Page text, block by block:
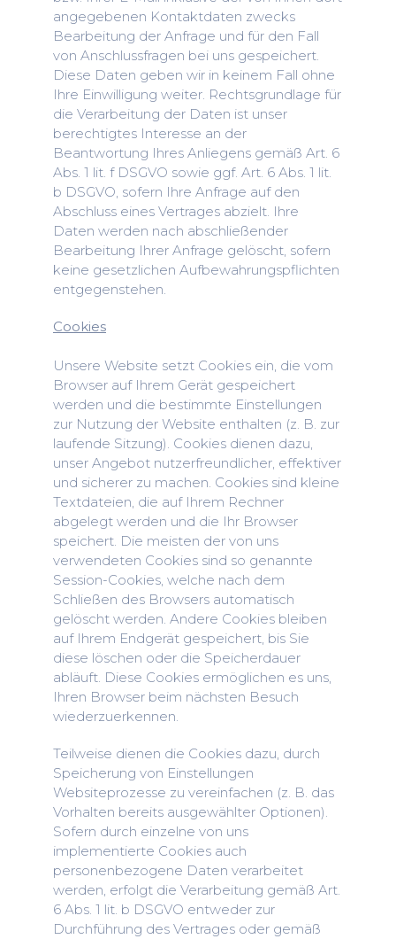
angegebenen Kontaktdaten zwecks
Bearbeitung der Anfrage und für den Fall
von Anschlussfragen bei uns gespeichert.
Diese Daten geben wir in keinem Fall ohne
Ihre Einwilligung weiter. Rechtsgrundlage für
die Verarbeitung der Daten ist unser
berechtigtes Interesse an der
Beantwortung Ihres Anliegens gemäß Art. 6
Abs. 1 lit. f DSGVO sowie ggf. Art. 6 Abs. 1 lit.
b DSGVO, sofern Ihre Anfrage auf den
Abschluss eines Vertrages abzielt. Ihre
Daten werden nach abschließender
Bearbeitung Ihrer Anfrage gelöscht, sofern
keine gesetzlichen Aufbewahrungspflichten
entgegenstehen.
Cookies
Unsere Website setzt Cookies ein, die vom
Browser auf Ihrem Gerät gespeichert
werden und die bestimmte Einstellungen
zur Nutzung der Website enthalten (z. B. zur
laufende Sitzung). Cookies dienen dazu,
unser Angebot nutzerfreundlicher, effektiver
und sicherer zu machen. Cookies sind kleine
Textdateien, die auf Ihrem Rechner
abgelegt werden und die Ihr Browser
speichert. Die meisten der von uns
verwendeten Cookies sind so genannte
Session-Cookies, welche nach dem
Schließen des Browsers automatisch
gelöscht werden. Andere Cookies bleiben
auf Ihrem Endgerät gespeichert, bis Sie
diese löschen oder die Speicherdauer
abläuft. Diese Cookies ermöglichen es uns,
Ihren Browser beim nächsten Besuch
wiederzuerkennen.
Teilweise dienen die Cookies dazu, durch
Speicherung von Einstellungen
Websiteprozesse zu vereinfachen (z. B. das
Vorhalten bereits ausgewählter Optionen).
Sofern durch einzelne von uns
implementierte Cookies auch
personenbezogene Daten verarbeitet
werden, erfolgt die Verarbeitung gemäß Art.
6 Abs. 1 lit. b DSGVO entweder zur
Durchführung des Vertrages oder gemäß